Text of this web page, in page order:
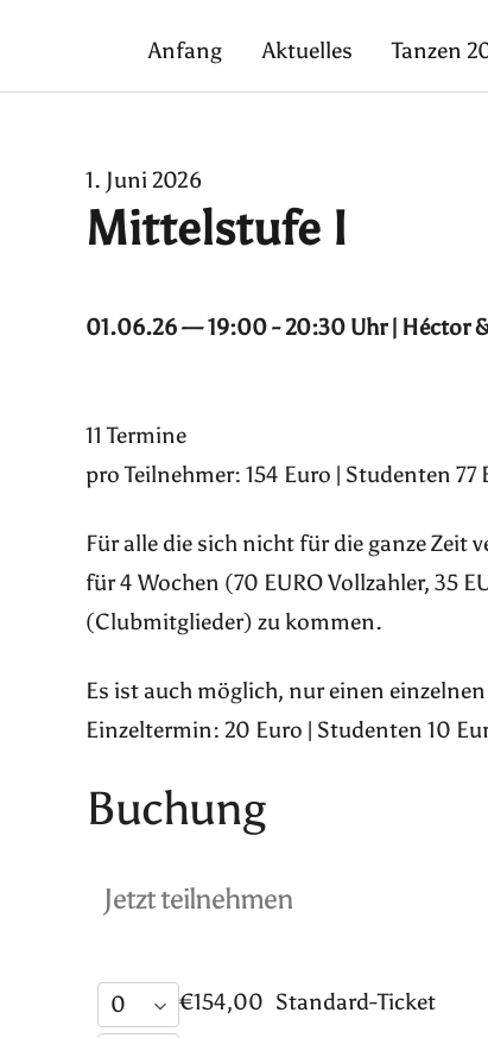
Anfang Aktuelles Tanzen
1. Juni 2026
Mittelstufe I
01.06.26 — 19:00 - 20:30 Uhr | Héctor
11 Termine
pro Teilnehmer: 154 Euro | Studenten
Für alle die sich nicht für die ganze
für 4 Wochen (70 EURO Vollzahler, 35
(Clubmitglieder) zu kommen.
Es ist auch möglich, nur einen
Einzeltermin: 20 Euro | Studenten 10
Buchung
Jetzt teilnehmen
€154,00 Standard-Ticket